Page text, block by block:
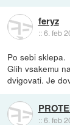
feryz
::6. feb
Po sebi sklepa.
Glih vsakemu
dvigovati. Je
::6. feb